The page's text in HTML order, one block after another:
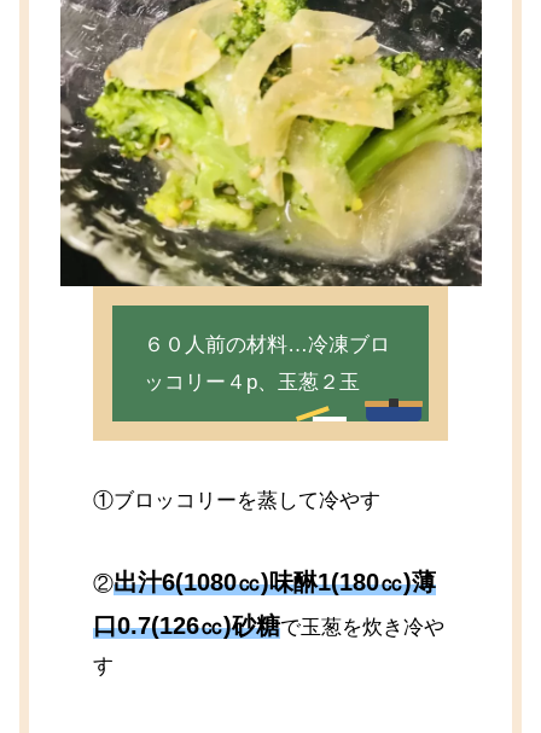
６０人前の材料…冷凍ブロ
ッコリー４p、玉葱２玉
①ブロッコリーを蒸して冷やす
②出汁6(1080㏄)味醂1(180㏄)薄
口0.7(126㏄)砂糖で玉葱を炊き冷や
す